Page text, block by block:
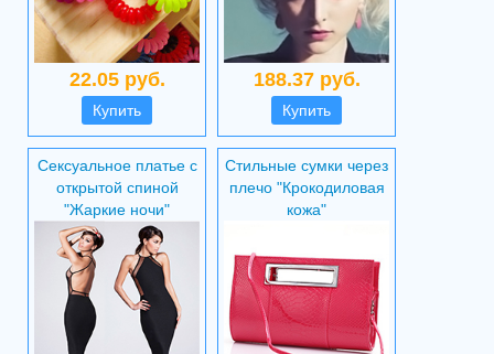
22.05 руб.
Купить
188.37 руб.
Купить
Сексуальное платье с
открытой спиной
"Жаркие ночи"
Стильные сумки через
плечо "Крокодиловая
кожа"